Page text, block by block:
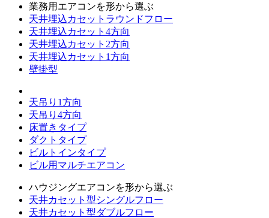
業務用エアコンを形から選ぶ
天井埋込カセットラウンドフロー
天井埋込カセット4方向
天井埋込カセット2方向
天井埋込カセット1方向
壁掛型
天吊り1方向
天吊り4方向
床置きタイプ
ダクトタイプ
ビルトインタイプ
ビル用マルチエアコン
ハウジングエアコンを形から選ぶ
天井カセット型シングルフロー
天井カセット型ダブルフロー